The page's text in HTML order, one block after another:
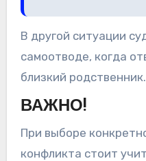
В другой ситуации
самоотводе, когда
близкий родственник.
ВАЖНО!
При выборе
конфликта стоит